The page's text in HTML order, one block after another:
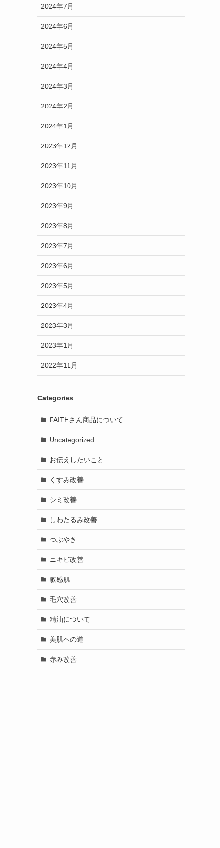
2024年7月
2024年6月
2024年5月
2024年4月
2024年3月
2024年2月
2024年1月
2023年12月
2023年11月
2023年10月
2023年9月
2023年8月
2023年7月
2023年6月
2023年5月
2023年4月
2023年3月
2023年1月
2022年11月
Categories
FAITHさん商品について
Uncategorized
お伝えしたいこと
くすみ改善
シミ改善
しわたるみ改善
つぶやき
ニキビ改善
敏感肌
毛穴改善
精油について
美肌への道
赤み改善